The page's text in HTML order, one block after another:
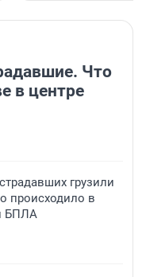
Что
в центре
грузили
происходило в
БПЛА